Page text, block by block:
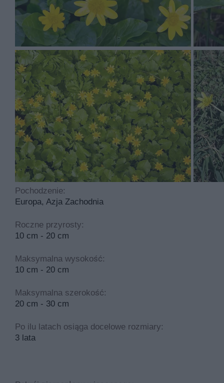
Pszonka ma kwiaty w kolorach takich jak żółty które
Pszonka to roślina, którą sadzimy w czerwcu , lipcu i
łatwa. Idealny odczyn gleby to zasadowy lub
Najczęściej spotykane choroby dotykające tą roślinę
cyklicznego przycinania.
Pochodzenie:
Europa, Azja Zachodnia
Roczne przyrosty:
10 cm - 20 cm
Maksymalna wysokość:
10 cm - 20 cm
Maksymalna szerokość:
20 cm - 30 cm
Po ilu latach osiąga docelowe rozmiary:
3 lata